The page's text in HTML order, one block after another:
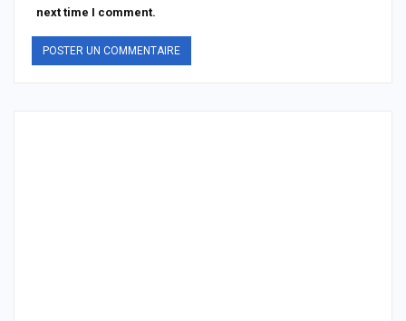
next time I comment.